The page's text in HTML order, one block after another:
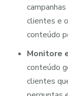
clientes e
conteúdo
Monitore
conteúdo
clientes